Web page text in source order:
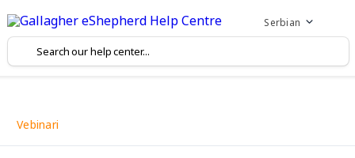
Serbian
Vebinari